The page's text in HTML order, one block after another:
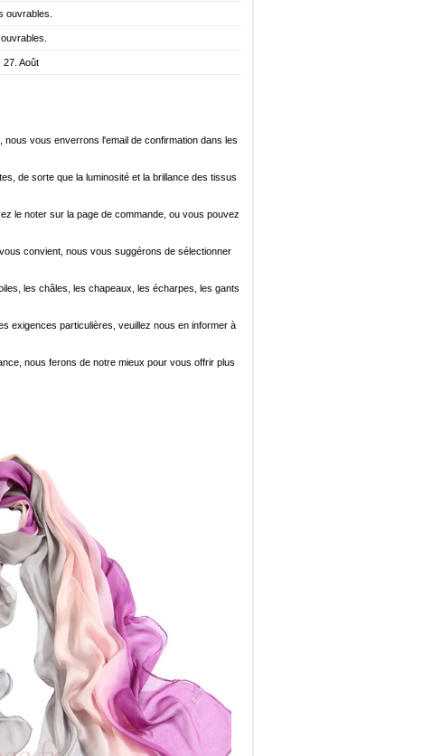
ouvrables.
27. Août
vous enverrons l'email de confirmation dans les
de sorte que la luminosité et la brillance des tissus
le noter sur la page de commande, ou vous pouvez
convient, nous vous suggérons de sélectionner
les châles, les chapeaux, les écharpes, les gants
exigences particulières, veuillez nous en informer à
nous ferons de notre mieux pour vous offrir plus